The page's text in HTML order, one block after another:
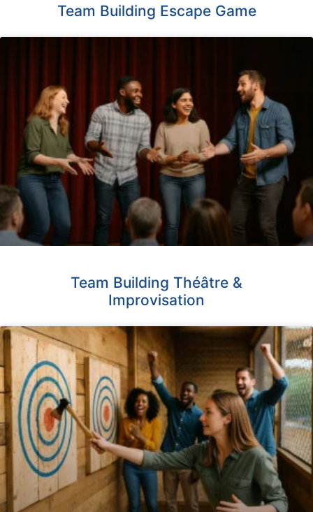
Team Building Escape Game
Team Building Théâtre &
Improvisation